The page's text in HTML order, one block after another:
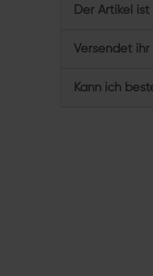
Der Artikel
Versendet
Kann ich